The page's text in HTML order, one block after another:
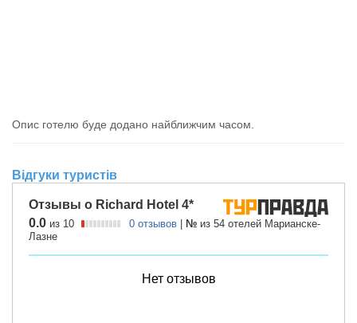
Опис готелю буде додано найближчим часом.
Відгуки туристів